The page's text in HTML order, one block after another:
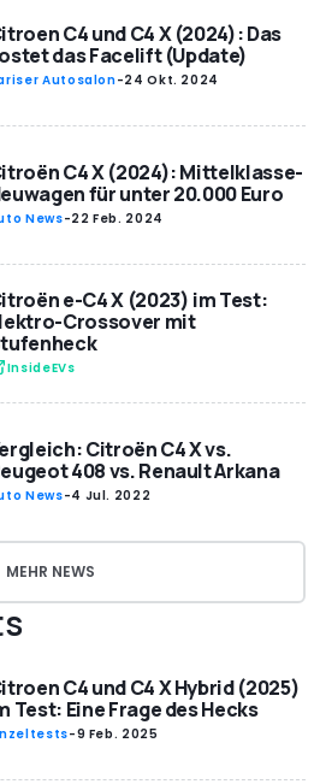
C4 und C4 X (2024): Das
das Facelift (Update)
Autosalon-24 Okt. 2024
C4 X (2024): Mittelklasse-
für unter 20.000 Euro
News-22 Feb. 2024
e-C4 X (2023) im Test:
Crossover mit
InsideEVs
Citroën C4 X vs.
408 vs. Renault Arkana
News-4 Jul. 2022
MEHR NEWS
C4 und C4 X Hybrid (2025)
Test: Eine Frage des Hecks
-9 Feb. 2025